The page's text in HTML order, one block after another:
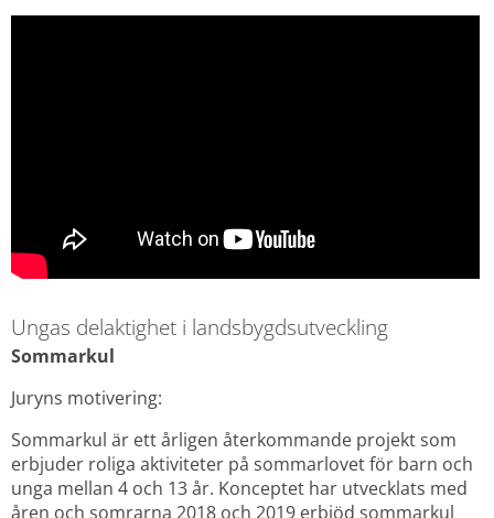
Ungas delaktighet i landsbygdsutveckling
Sommarkul
Juryns motivering:
Sommarkul är ett årligen återkommande projekt som
erbjuder roliga aktiviteter på sommarlovet för barn och
unga mellan 4 och 13 år. Konceptet har utvecklats med
åren och somrarna 2018 och 2019 erbjöd sommarkul